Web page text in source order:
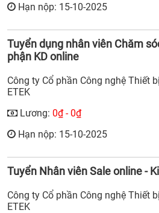
Hạn nộp: 15-10-2025
Tuyển dụng nhân viên Chăm
phận KD online
Công ty Cổ phần Công nghệ Thiết
ETEK
Lương: 0₫ - 0₫
Hạn nộp: 15-10-2025
Tuyển Nhân viên Sale online -
Công ty Cổ phần Công nghệ Thiết
ETEK